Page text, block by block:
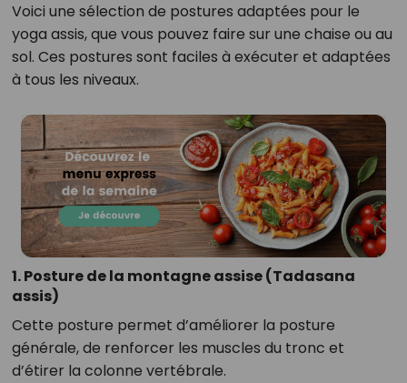
Voici une sélection de postures adaptées pour le
yoga assis, que vous pouvez faire sur une chaise ou au
sol. Ces postures sont faciles à exécuter et adaptées
à tous les niveaux.
1. Posture de la montagne assise (Tadasana
assis)
Cette posture permet d’améliorer la posture
générale, de renforcer les muscles du tronc et
d’étirer la colonne vertébrale.